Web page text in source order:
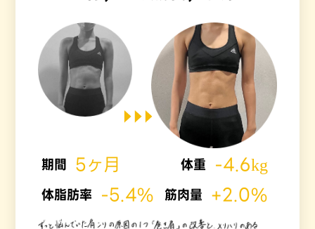
期間 5ヶ月 体重 -4.6kg
体脂肪率 -5.4% 筋肉量 +2.0%